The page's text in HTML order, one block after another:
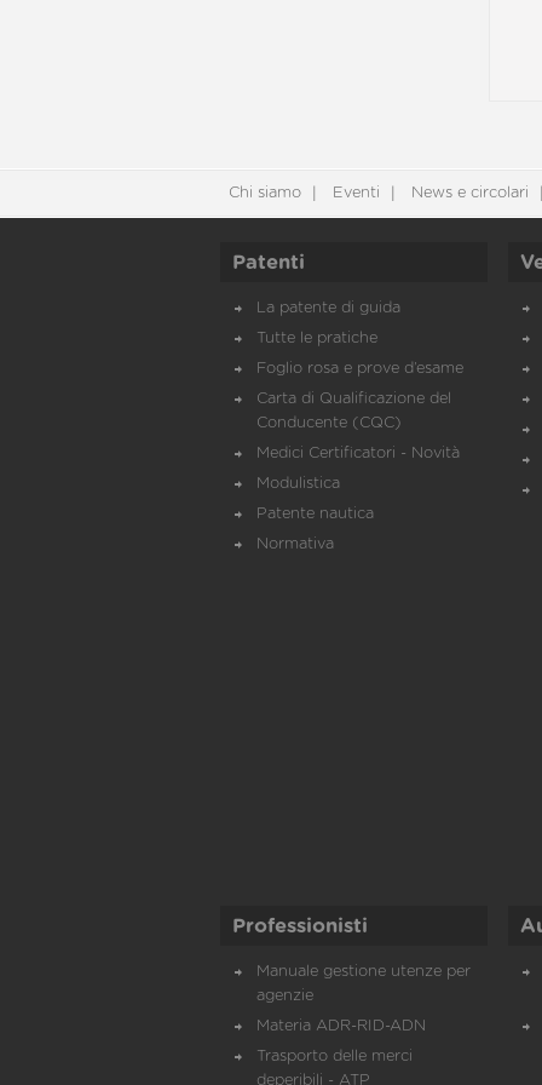
Chi siamo Eventi News e circolari
Patenti
La patente di guida
Tutte le pratiche
Foglio rosa e prove d’esame
Carta di Qualificazione del
Conducente (CQC)
Medici Certificatori - Novità
Modulistica
Patente nautica
Normativa
Professionisti
Manuale gestione utenze per
agenzie
Materia ADR-RID-ADN
Trasporto delle merci
deperibili - ATP